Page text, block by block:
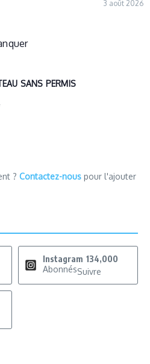
3 août 2026
SANS PERMIS
? Contactez-nous pour l'ajouter
Instagram 134,000
AbonnésSuivre